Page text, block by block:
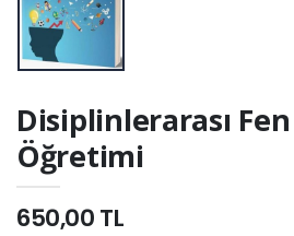
Disiplinlerarası Fen
Öğretimi
650,00 TL